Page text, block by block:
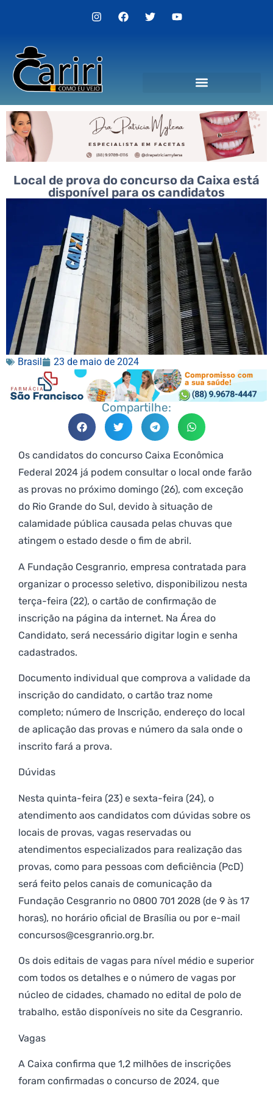
Local de prova do concurso da Caixa está
disponível para os candidatos
Brasil 23 de maio de 2024
Compartilhe:
Os candidatos do concurso Caixa Econômica
Federal 2024 já podem consultar o local onde farão
as provas no próximo domingo (26), com exceção
do Rio Grande do Sul, devido à situação de
calamidade pública causada pelas chuvas que
atingem o estado desde o fim de abril.
A Fundação Cesgranrio, empresa contratada para
organizar o processo seletivo, disponibilizou nesta
terça-feira (22), o cartão de confirmação de
inscrição na página da internet. Na Área do
Candidato, será necessário digitar login e senha
cadastrados.
Documento individual que comprova a validade da
inscrição do candidato, o cartão traz nome
completo; número de Inscrição, endereço do local
de aplicação das provas e número da sala onde o
inscrito fará a prova.
Dúvidas
Nesta quinta-feira (23) e sexta-feira (24), o
atendimento aos candidatos com dúvidas sobre os
locais de provas, vagas reservadas ou
atendimentos especializados para realização das
provas, como para pessoas com deficiência (PcD)
será feito pelos canais de comunicação da
Fundação Cesgranrio no 0800 701 2028 (de 9 às 17
horas), no horário oficial de Brasília ou por e-mail
concursos@cesgranrio.org.br.
Os dois editais de vagas para nível médio e superior
com todos os detalhes e o número de vagas por
núcleo de cidades, chamado no edital de polo de
trabalho, estão disponíveis no site da Cesgranrio.
Vagas
A Caixa confirma que 1,2 milhões de inscrições
foram confirmadas o concurso de 2024, que